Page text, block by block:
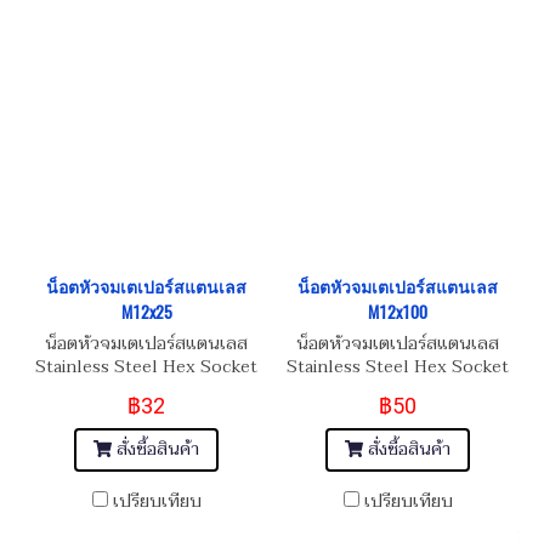
น็อตหัวจมเตเปอร์สแตนเลส
M12x25
น็อตหัวจมเตเปอร์สแตนเลส
Stainless Steel Hex Socket
฿32
สั่งซื้อสินค้า
เปรียบเทียบ
น็อตหัวจมเตเปอร์สแตนเลส
M12x100
น็อตหัวจมเตเปอร์สแตนเลส
Stainless Steel Hex Socket
฿50
สั่งซื้อสินค้า
เปรียบเทียบ